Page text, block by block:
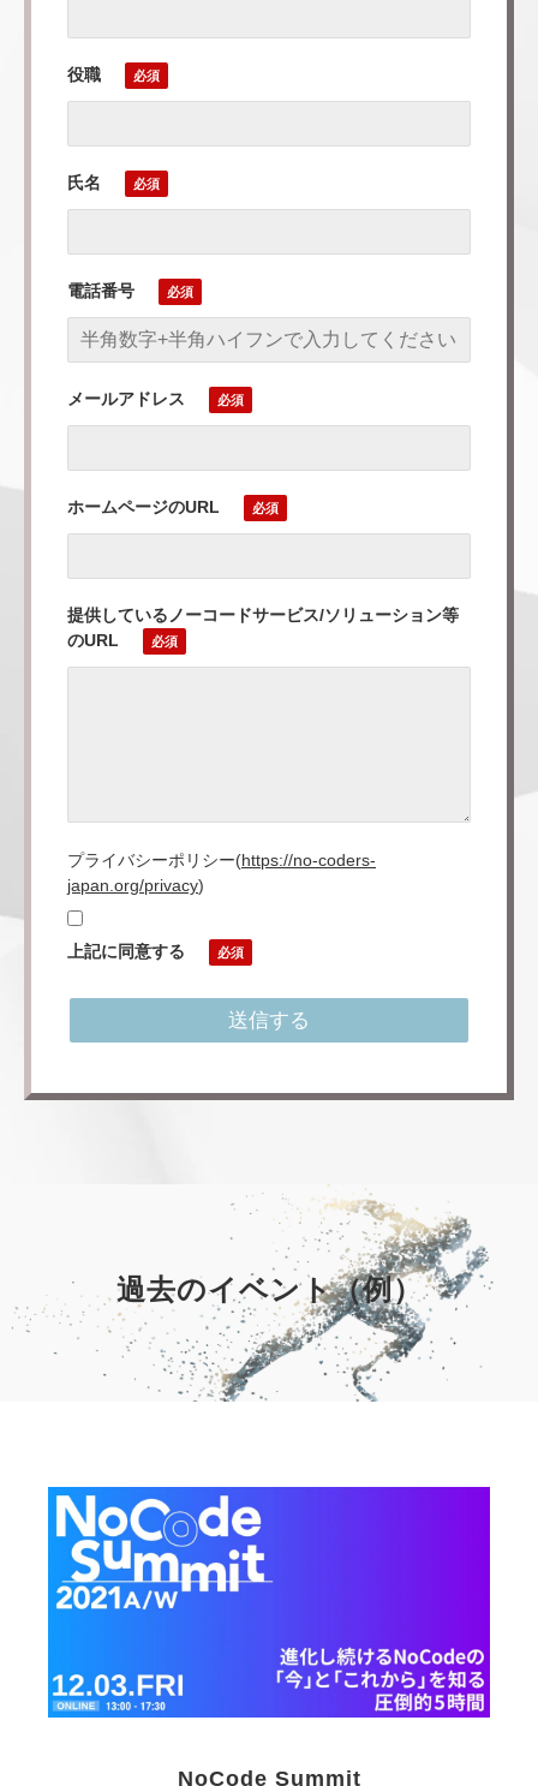
役職
氏名
電話番号
メールアドレス
ホームページのURL
提供しているノーコードサービス/ソリューション等
のURL
プライバシーポリシー(https://no-coders-
japan.org/privacy)
上記に同意する
過去のイベント（例）
NoCode Summit